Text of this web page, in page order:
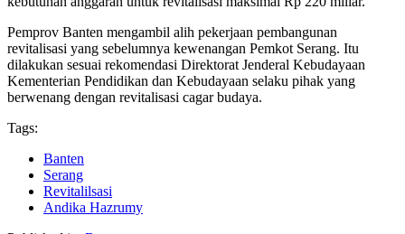
Pemprov Banten mengambil alih pekerjaan pembangunan
revitalisasi yang sebelumnya kewenangan Pemkot Serang. Itu
dilakukan sesuai rekomendasi Direktorat Jenderal Kebudayaan
Kementerian Pendidikan dan Kebudayaan selaku pihak yang
berwenang dengan revitalisasi cagar budaya.
Tags:
Banten
Serang
Revitalilsasi
Andika Hazrumy